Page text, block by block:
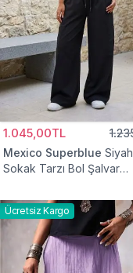
1.045,00TL
Mexico Superblue Siyah
Sokak Tarzı Bol Şalvar
Ücretsiz Kargo